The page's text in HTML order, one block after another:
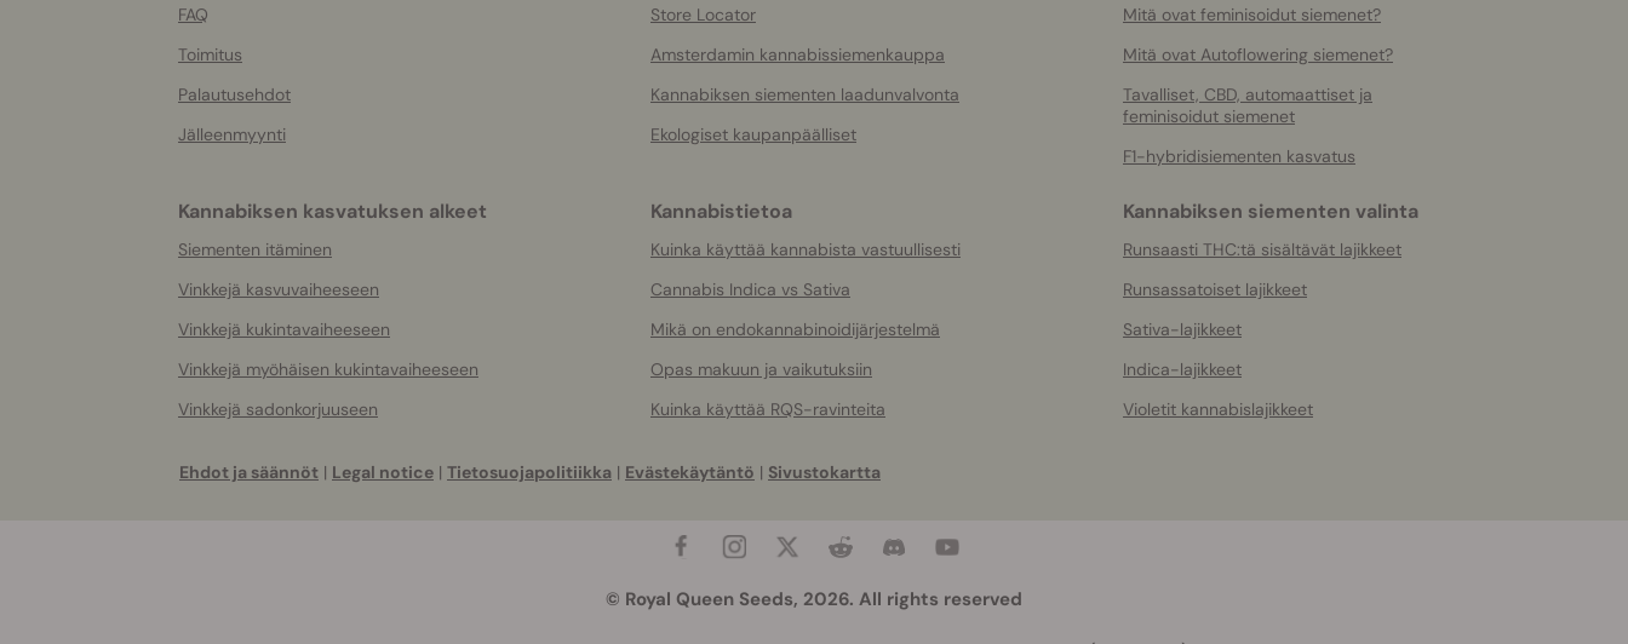
FAQ
Toimitus
Palautusehdot
Jälleenmyynti
Store Locator
Amsterdamin kannabissiemenkauppa
Kannabiksen siementen laadunvalvonta
Ekologiset kaupanpäälliset
Mitä ovat feminisoidut siemenet?
Mitä ovat Autoflowering siemenet?
Tavalliset, CBD, automaattiset ja
feminisoidut siemenet
F1-hybridisiementen kasvatus
Kannabiksen kasvatuksen alkeet
Siementen itäminen
Vinkkejä kasvuvaiheeseen
Vinkkejä kukintavaiheeseen
Vinkkejä myöhäisen kukintavaiheeseen
Vinkkejä sadonkorjuuseen
Kannabistietoa
Kuinka käyttää kannabista vastuullisesti
Cannabis Indica vs Sativa
Mikä on endokannabinoidijärjestelmä
Opas makuun ja vaikutuksiin
Kuinka käyttää RQS-ravinteita
Kannabiksen siementen valinta
Runsaasti THC:tä sisältävät lajikkeet
Runsassatoiset lajikkeet
Sativa-lajikkeet
Indica-lajikkeet
Violetit kannabislajikkeet
Ehdot ja säännöt | Legal notice | Tietosuojapolitiikka | Evästekäytäntö | Sivustokartta
© Royal Queen Seeds, 2026. All rights reserved